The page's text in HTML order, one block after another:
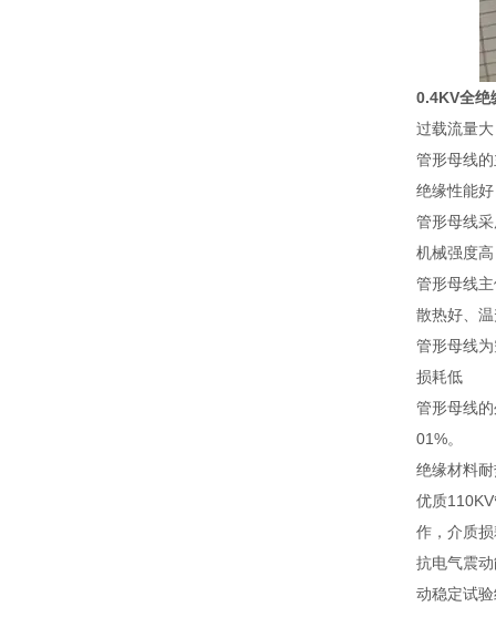
0.4KV全绝
过载流量大
管形母线
绝缘性能好
管形母线
机械强度高
管形母线
散热好、
管形母线
损耗低
管形母线
01%。
绝缘材料
优质
作，介质
抗电气震
动稳定试